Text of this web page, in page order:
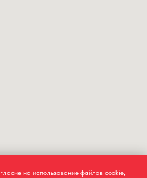
на использование файлов cookie,